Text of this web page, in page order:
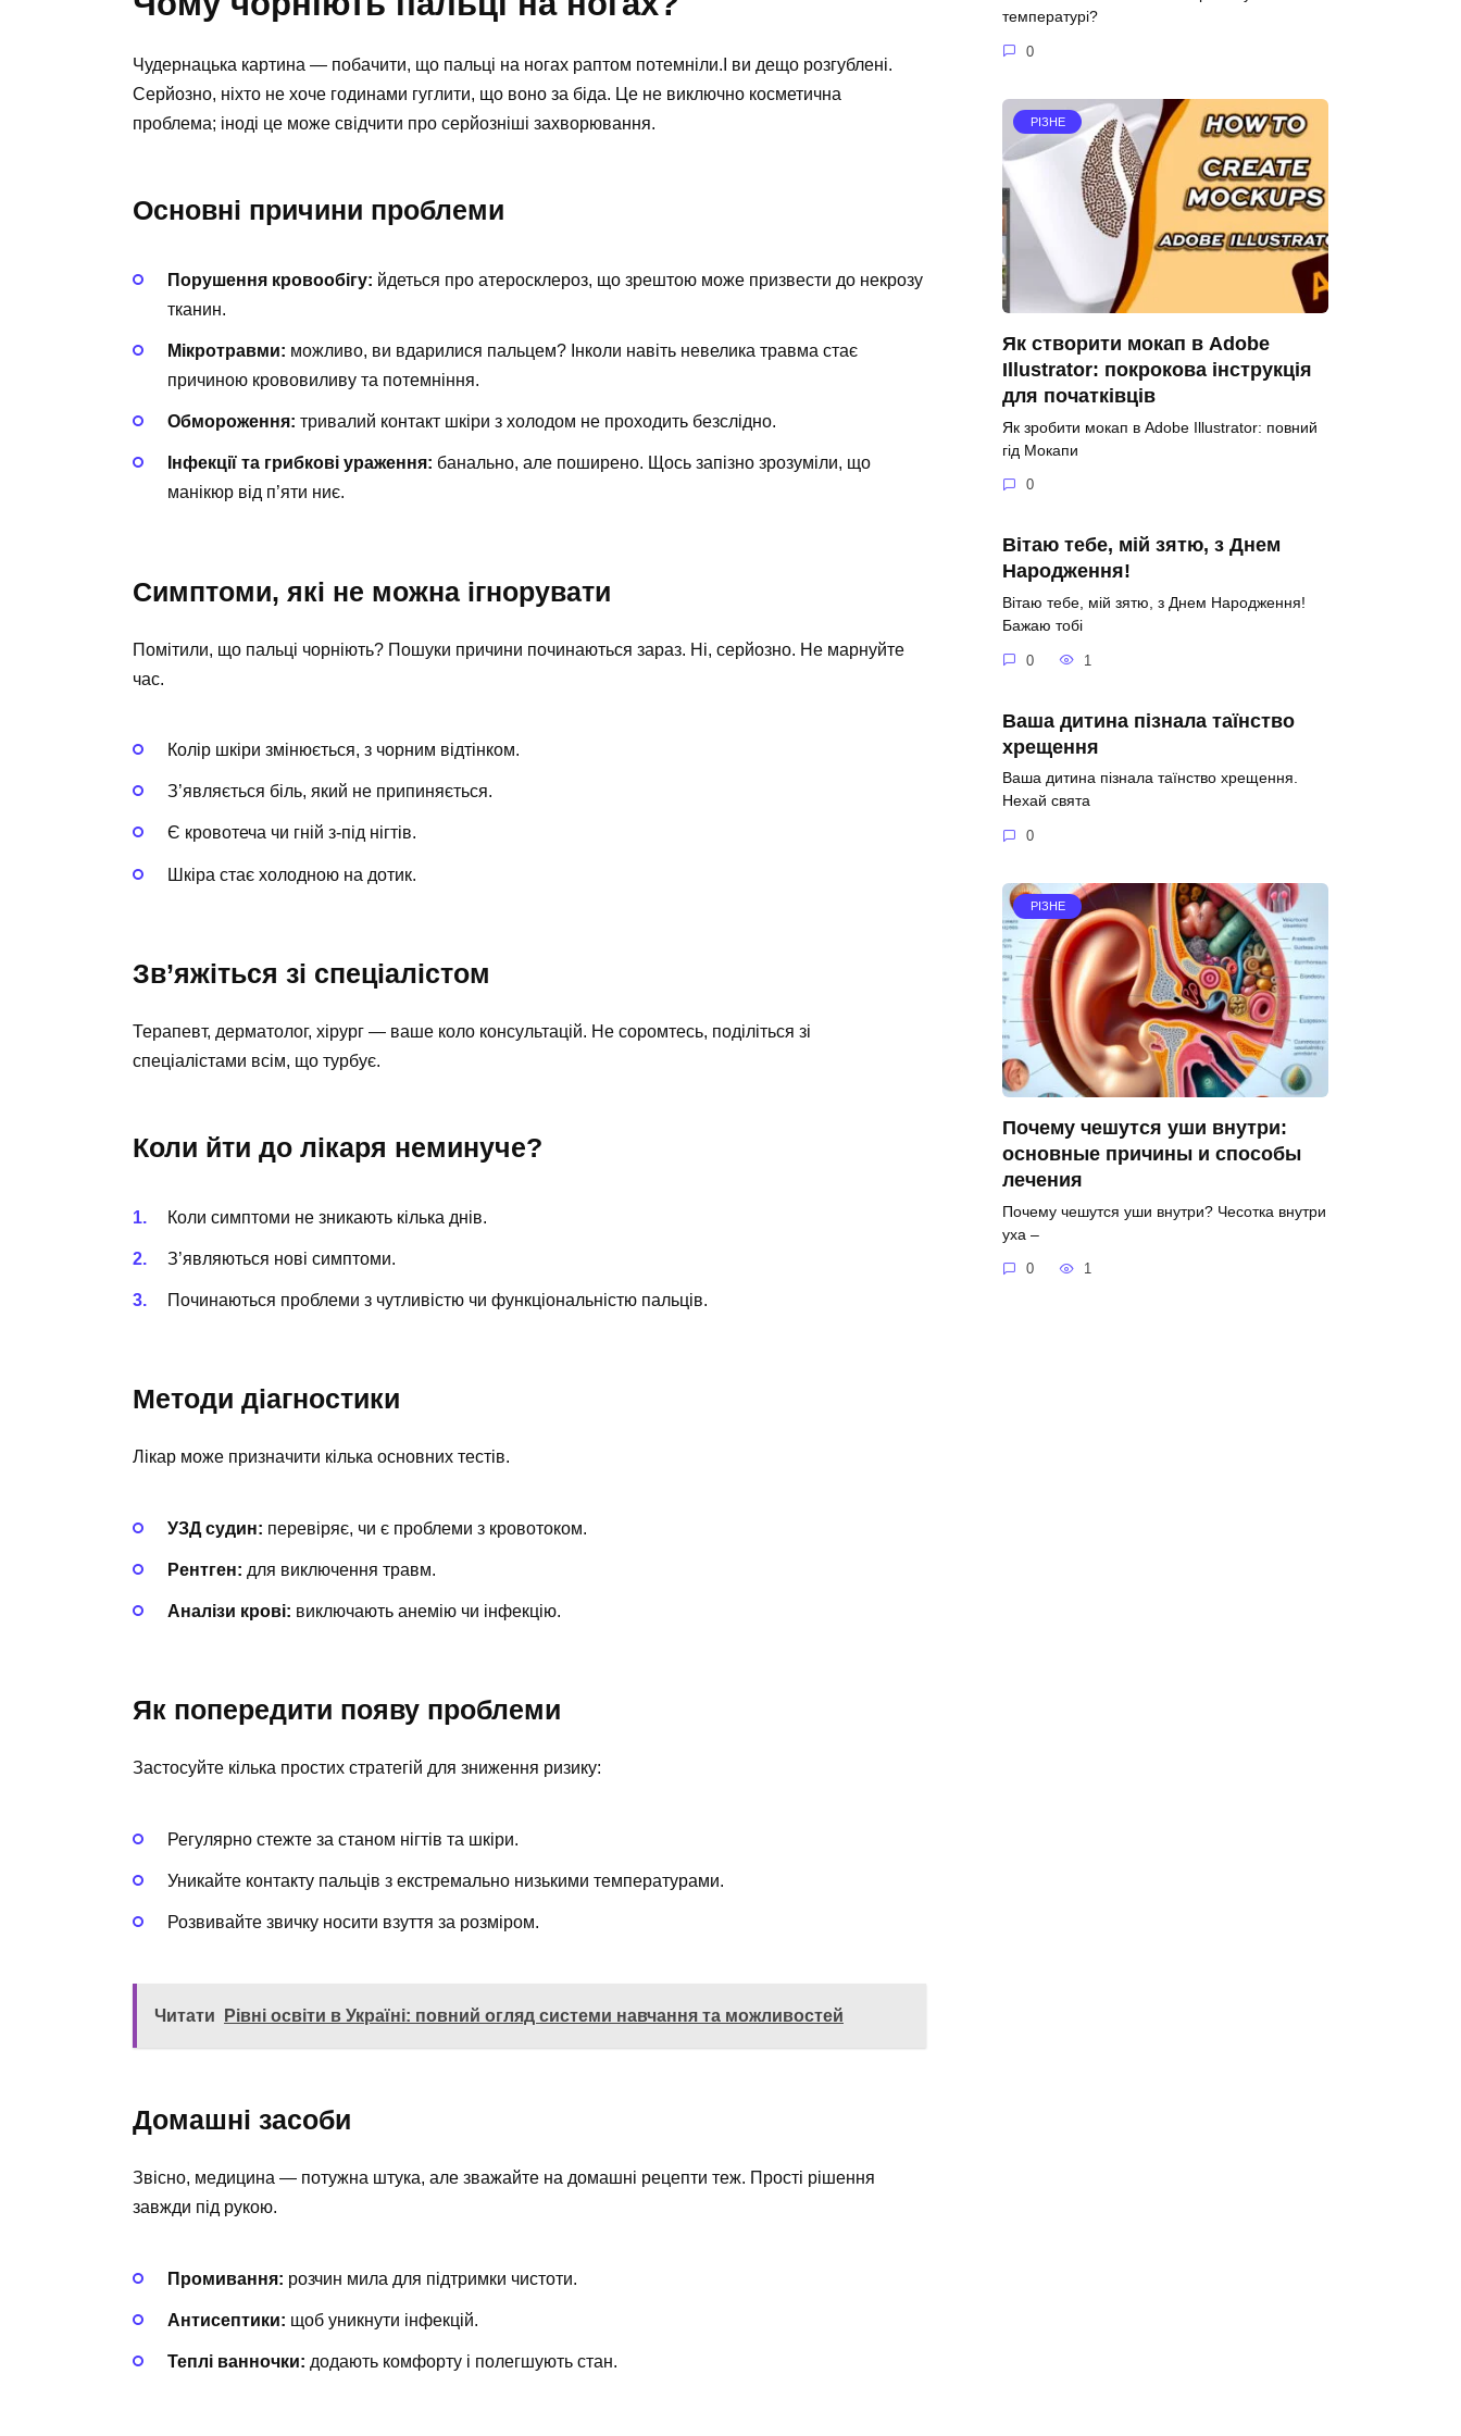
Чудернацька картина — побачити, що пальці на ногах раптом потемніли.І ви дещо розгублені.
Серйозно, ніхто не хоче годинами гуглити, що воно за біда. Це не виключно косметична
проблема; іноді це може свідчити про серйозніші захворювання.
Основні причини проблеми
Порушення кровообігу: йдеться про атеросклероз, що зрештою може призвести до некрозу
тканин.
Мікротравми: можливо, ви вдарилися пальцем? Інколи навіть невелика травма стає
причиною крововиливу та потемніння.
Обмороження: тривалий контакт шкіри з холодом не проходить безслідно.
Інфекції та грибкові ураження: банально, але поширено. Щось запізно зрозуміли, що
манікюр від п’яти ниє.
Симптоми, які не можна ігнорувати
Помітили, що пальці чорніють? Пошуки причини починаються зараз. Ні, серйозно. Не марнуйте
час.
Колір шкіри змінюється, з чорним відтінком.
З’являється біль, який не припиняється.
Є кровотеча чи гній з-під нігтів.
Шкіра стає холодною на дотик.
Зв’яжіться зі спеціалістом
Терапевт, дерматолог, хірург — ваше коло консультацій. Не соромтесь, поділіться зі
спеціалістами всім, що турбує.
Коли йти до лікаря неминуче?
Коли симптоми не зникають кілька днів.
З’являються нові симптоми.
Починаються проблеми з чутливістю чи функціональністю пальців.
Методи діагностики
Лікар може призначити кілька основних тестів.
УЗД судин: перевіряє, чи є проблеми з кровотоком.
Рентген: для виключення травм.
Аналізи крові: виключають анемію чи інфекцію.
Як попередити появу проблеми
Застосуйте кілька простих стратегій для зниження ризику:
Регулярно стежте за станом нігтів та шкіри.
Уникайте контакту пальців з екстремально низькими температурами.
Розвивайте звичку носити взуття за розміром.
Читати Рівні освіти в Україні: повний огляд системи навчання та можливостей
Домашні засоби
Звісно, медицина — потужна штука, але зважайте на домашні рецепти теж. Прості рішення
завжди під рукою.
Промивання: розчин мила для підтримки чистоти.
Антисептики: щоб уникнути інфекцій.
Теплі ванночки: додають комфорту і полегшують стан.
температурі?
0
РІЗНЕ
Як створити мокап в Adobe
Illustrator: покрокова інструкція
для початківців
Як зробити мокап в Adobe Illustrator: повний
гід Мокапи
0
Вітаю тебе, мій зятю, з Днем
Народження!
Вітаю тебе, мій зятю, з Днем Народження!
Бажаю тобі
0 1
Ваша дитина пізнала таїнство
хрещення
Ваша дитина пізнала таїнство хрещення.
Нехай свята
0
РІЗНЕ
Почему чешутся уши внутри:
основные причины и способы
лечения
Почему чешутся уши внутри? Чесотка внутри
уха –
0 1